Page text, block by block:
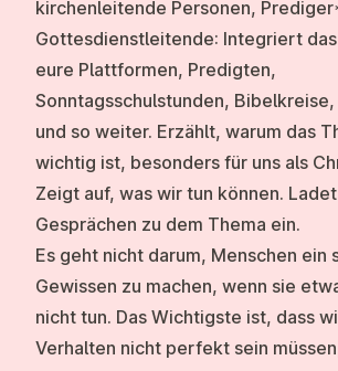
kirchenleitende Personen,
Gottesdienstleitende: Integriert
eure Plattformen, Predigten,
Sonntagsschulstunden,
und so weiter. Erzählt, warum das
wichtig ist, besonders für uns als
Zeigt auf, was wir tun können.
Gesprächen zu dem Thema ein.
Es geht nicht darum, Menschen ein
Gewissen zu machen, wenn sie
nicht tun. Das Wichtigste ist, dass
Verhalten nicht perfekt sein